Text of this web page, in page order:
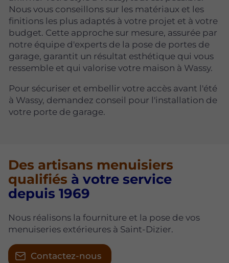
Nous vous conseillons sur les matériaux et les
finitions les plus adaptés à votre projet et à votre
budget. Cette approche sur mesure, assurée par
notre équipe d'experts de la pose de portes de
garage, garantit un résultat esthétique qui vous
ressemble et qui valorise votre maison à Wassy.
Pour sécuriser et embellir votre accès avant l'été
à Wassy, demandez conseil pour l'installation de
votre porte de garage.
Des artisans menuisiers
qualifiés à votre service
depuis 1969
Nous réalisons la fourniture et la pose de vos
menuiseries extérieures à Saint-Dizier.
Contactez-nous